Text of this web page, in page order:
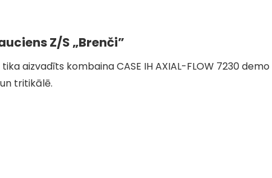
Z/S „Brenči”
aizvadīts kombaina CASE IH AXIAL-FLOW 7230 demo
tritikālē.